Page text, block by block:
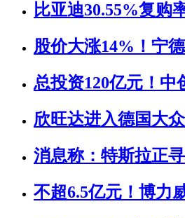
比亚迪30.55%复购
股价大涨14%！宁
总投资120亿元！中
欣旺达进入德国大
消息称：特斯拉正
不超6.5亿元！博力